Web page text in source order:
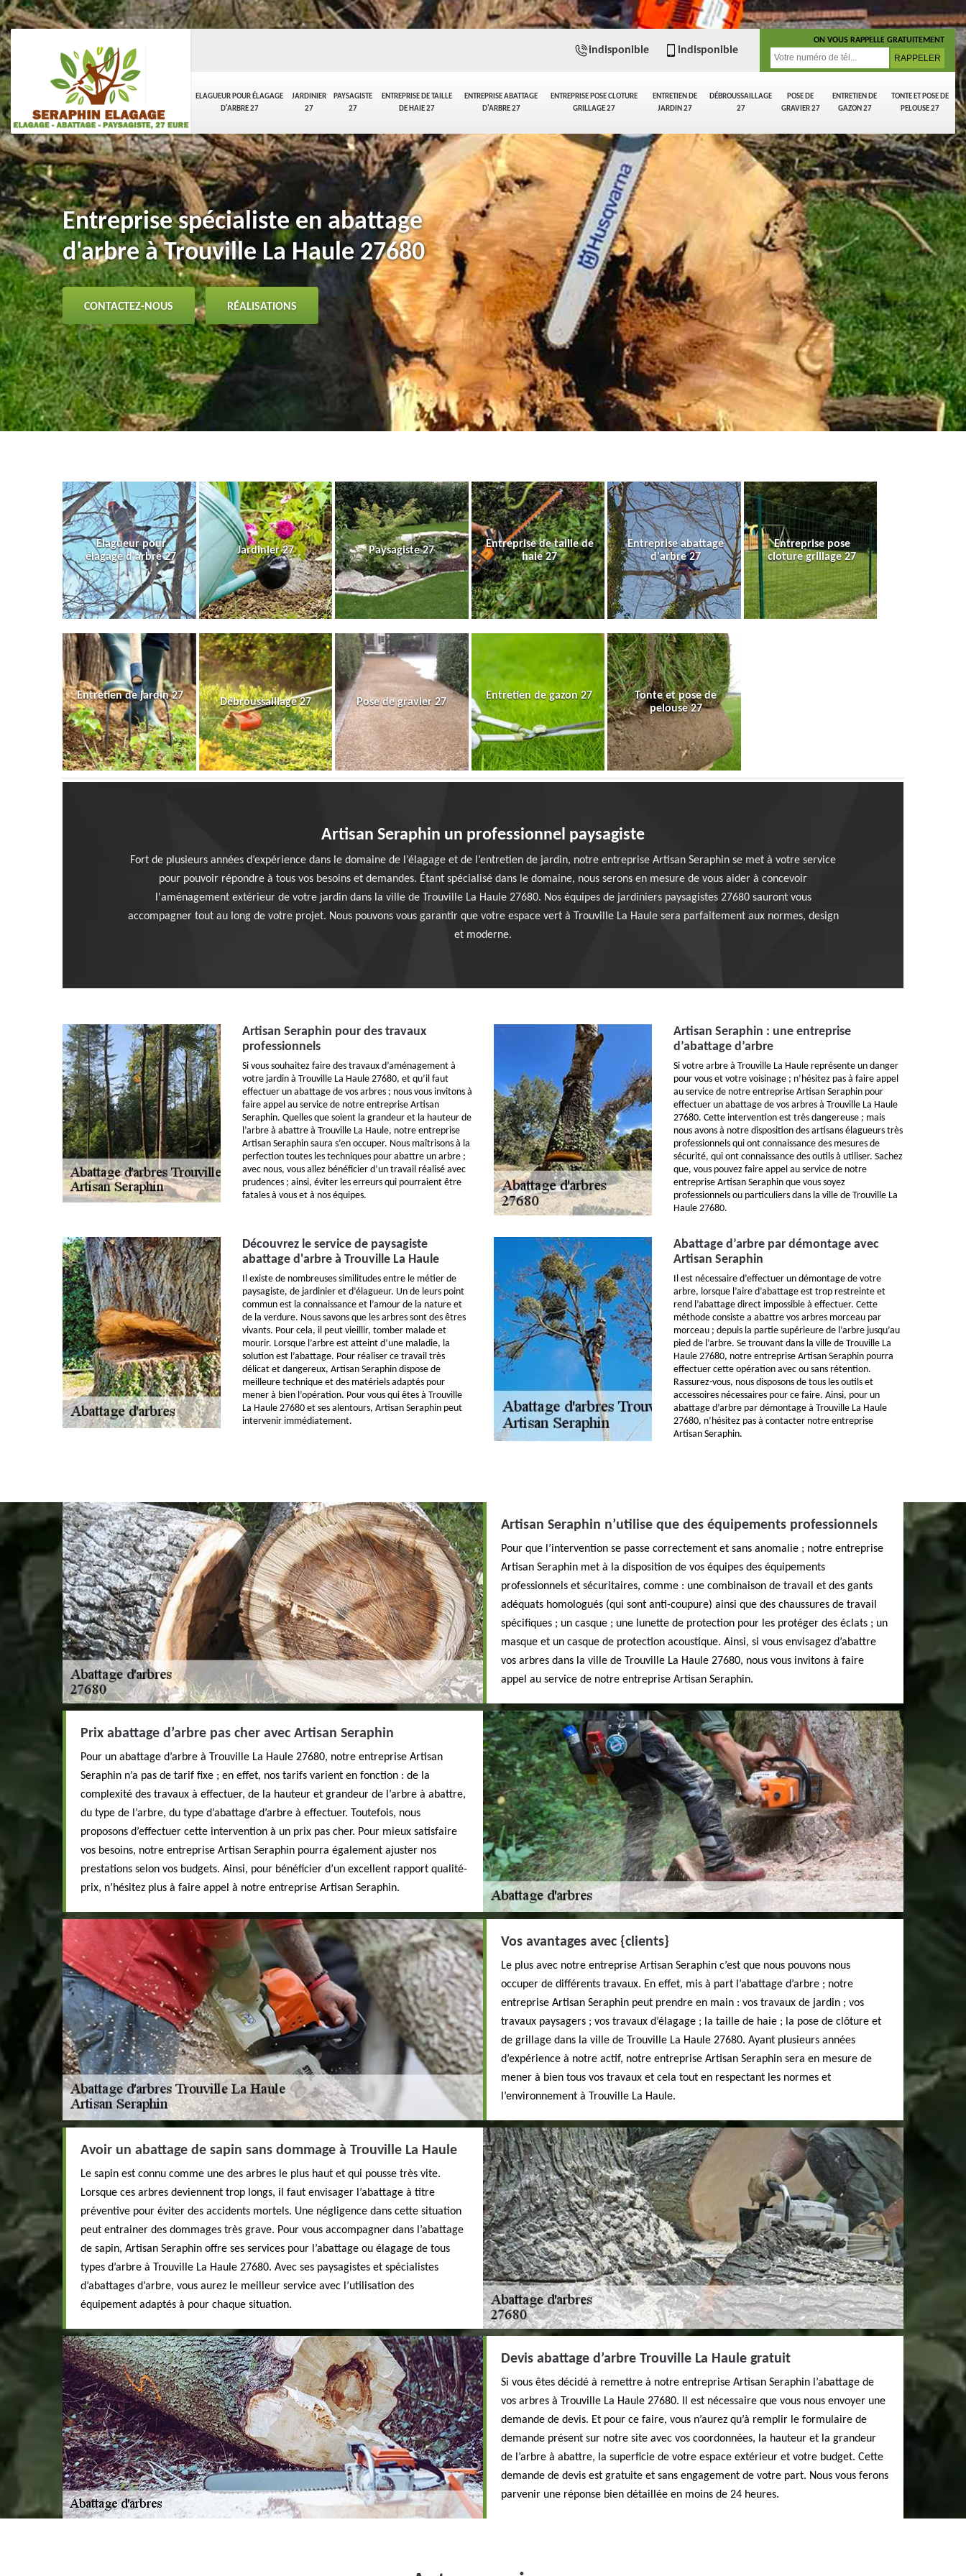
ELAGUEUR POUR ÉLAGAGE
D'ARBRE 27
JARDINIER
27
PAYSAGISTE
27
ENTREPRISE DE TAILLE
DE HAIE 27
ENTREPRISE ABATTAGE
D'ARBRE 27
ENTREPRISE POSE CLOTURE
GRILLAGE 27
ENTRETIEN DE
JARDIN 27
DÉBROUSSAILLAGE
27
POSE DE
GRAVIER 27
ENTRETIEN DE
GAZON 27
TONTE ET POSE DE
PELOUSE 27
indisponible indisponible
ON VOUS RAPPELLE GRATUITEMENT
Entreprise spécialiste en abattage
d'arbre à Trouville La Haule 27680
CONTACTEZ-NOUS RÉALISATIONS
Elagueur pour
élagage d'arbre 27
Jardinier 27 Paysagiste 27
Entreprise de taille de
haie 27
Entreprise abattage
d'arbre 27
Entreprise pose
cloture grillage 27
Entretien de jardin 27
Débroussaillage 27 Pose de gravier 27
Entretien de gazon 27
Tonte et pose de
pelouse 27
Artisan Seraphin un professionnel paysagiste
Fort de plusieurs années d’expérience dans le domaine de l’élagage et de l’entretien de jardin, notre entreprise Artisan Seraphin se met à votre service
pour pouvoir répondre à tous vos besoins et demandes. Étant spécialisé dans le domaine, nous serons en mesure de vous aider à concevoir
l'aménagement extérieur de votre jardin dans la ville de Trouville La Haule 27680. Nos équipes de jardiniers paysagistes 27680 sauront vous
accompagner tout au long de votre projet. Nous pouvons vous garantir que votre espace vert à Trouville La Haule sera parfaitement aux normes, design
et moderne.
Artisan Seraphin pour des travaux
professionnels
Si vous souhaitez faire des travaux d’aménagement à
votre jardin à Trouville La Haule 27680, et qu’il faut
effectuer un abattage de vos arbres ; nous vous invitons à
faire appel au service de notre entreprise Artisan
Seraphin. Quelles que soient la grandeur et la hauteur de
l’arbre à abattre à Trouville La Haule, notre entreprise
Artisan Seraphin saura s’en occuper. Nous maîtrisons à la
perfection toutes les techniques pour abattre un arbre ;
avec nous, vous allez bénéficier d’un travail réalisé avec
prudences ; ainsi, éviter les erreurs qui pourraient être
fatales à vous et à nos équipes.
Artisan Seraphin : une entreprise
d’abattage d’arbre
Si votre arbre à Trouville La Haule représente un danger
pour vous et votre voisinage ; n’hésitez pas à faire appel
au service de notre entreprise Artisan Seraphin pour
effectuer un abattage de vos arbres à Trouville La Haule
27680. Cette intervention est très dangereuse ; mais
nous avons à notre disposition des artisans élagueurs très
professionnels qui ont connaissance des mesures de
sécurité, qui ont connaissance des outils à utiliser. Sachez
que, vous pouvez faire appel au service de notre
entreprise Artisan Seraphin que vous soyez
professionnels ou particuliers dans la ville de Trouville La
Haule 27680.
Découvrez le service de paysagiste
abattage d'arbre à Trouville La Haule
Il existe de nombreuses similitudes entre le métier de
paysagiste, de jardinier et d’élagueur. Un de leurs point
commun est la connaissance et l’amour de la nature et
de la verdure. Nous savons que les arbres sont des êtres
vivants. Pour cela, il peut vieillir, tomber malade et
mourir. Lorsque l’arbre est atteint d’une maladie, la
solution est l’abattage. Pour réaliser ce travail très
délicat et dangereux, Artisan Seraphin dispose de
meilleure technique et des matériels adaptés pour
mener à bien l’opération. Pour vous qui êtes à Trouville
La Haule 27680 et ses alentours, Artisan Seraphin peut
intervenir immédiatement.
Abattage d’arbre par démontage avec
Artisan Seraphin
Il est nécessaire d’effectuer un démontage de votre
arbre, lorsque l’aire d’abattage est trop restreinte et
rend l’abattage direct impossible à effectuer. Cette
méthode consiste a abattre vos arbres morceau par
morceau ; depuis la partie supérieure de l’arbre jusqu’au
pied de l’arbre. Se trouvant dans la ville de Trouville La
Haule 27680, notre entreprise Artisan Seraphin pourra
effectuer cette opération avec ou sans rétention.
Rassurez-vous, nous disposons de tous les outils et
accessoires nécessaires pour ce faire. Ainsi, pour un
abattage d’arbre par démontage à Trouville La Haule
27680, n’hésitez pas à contacter notre entreprise
Artisan Seraphin.
Artisan Seraphin n’utilise que des équipements professionnels
Pour que l’intervention se passe correctement et sans anomalie ; notre entreprise
Artisan Seraphin met à la disposition de vos équipes des équipements
professionnels et sécuritaires, comme : une combinaison de travail et des gants
adéquats homologués (qui sont anti-coupure) ainsi que des chaussures de travail
spécifiques ; un casque ; une lunette de protection pour les protéger des éclats ; un
masque et un casque de protection acoustique. Ainsi, si vous envisagez d’abattre
vos arbres dans la ville de Trouville La Haule 27680, nous vous invitons à faire
appel au service de notre entreprise Artisan Seraphin.
Prix abattage d’arbre pas cher avec Artisan Seraphin
Pour un abattage d’arbre à Trouville La Haule 27680, notre entreprise Artisan
Seraphin n’a pas de tarif fixe ; en effet, nos tarifs varient en fonction : de la
complexité des travaux à effectuer, de la hauteur et grandeur de l’arbre à abattre,
du type de l’arbre, du type d’abattage d’arbre à effectuer. Toutefois, nous
proposons d’effectuer cette intervention à un prix pas cher. Pour mieux satisfaire
vos besoins, notre entreprise Artisan Seraphin pourra également ajuster nos
prestations selon vos budgets. Ainsi, pour bénéficier d’un excellent rapport qualité-
prix, n’hésitez plus à faire appel à notre entreprise Artisan Seraphin.
Vos avantages avec {clients}
Le plus avec notre entreprise Artisan Seraphin c’est que nous pouvons nous
occuper de différents travaux. En effet, mis à part l’abattage d’arbre ; notre
entreprise Artisan Seraphin peut prendre en main : vos travaux de jardin ; vos
travaux paysagers ; vos travaux d’élagage ; la taille de haie ; la pose de clôture et
de grillage dans la ville de Trouville La Haule 27680. Ayant plusieurs années
d’expérience à notre actif, notre entreprise Artisan Seraphin sera en mesure de
mener à bien tous vos travaux et cela tout en respectant les normes et
l’environnement à Trouville La Haule.
Avoir un abattage de sapin sans dommage à Trouville La Haule
Le sapin est connu comme une des arbres le plus haut et qui pousse très vite.
Lorsque ces arbres deviennent trop longs, il faut envisager l’abattage à titre
préventive pour éviter des accidents mortels. Une négligence dans cette situation
peut entrainer des dommages très grave. Pour vous accompagner dans l’abattage
de sapin, Artisan Seraphin offre ses services pour l’abattage ou élagage de tous
types d’arbre à Trouville La Haule 27680. Avec ses paysagistes et spécialistes
d’abattages d’arbre, vous aurez le meilleur service avec l’utilisation des
équipement adaptés à pour chaque situation.
Devis abattage d’arbre Trouville La Haule gratuit
Si vous êtes décidé à remettre à notre entreprise Artisan Seraphin l’abattage de
vos arbres à Trouville La Haule 27680. Il est nécessaire que vous nous envoyer une
demande de devis. Et pour ce faire, vous n’aurez qu’à remplir le formulaire de
demande présent sur notre site avec vos coordonnées, la hauteur et la grandeur
de l’arbre à abattre, la superficie de votre espace extérieur et votre budget. Cette
demande de devis est gratuite et sans engagement de votre part. Nous vous ferons
parvenir une réponse bien détaillée en moins de 24 heures.